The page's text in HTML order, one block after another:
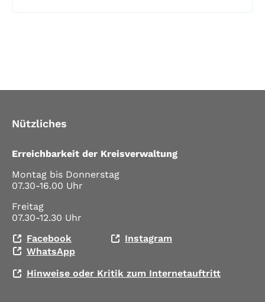
Nützliches
Erreichbarkeit der Kreisverwaltung
Montag bis Donnerstag
07.30-16.00 Uhr
Freitag
07.30-12.30 Uhr
Facebook
Instagram
WhatsApp
Hinweise oder Kritik zum Internetauftritt